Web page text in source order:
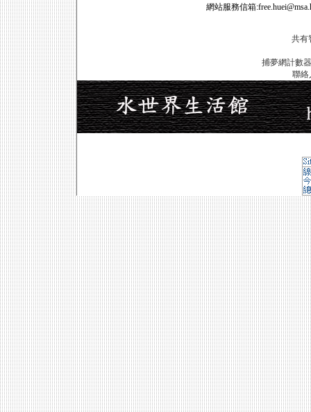
網站服務信箱
共有
捕夢網計數器
聯絡